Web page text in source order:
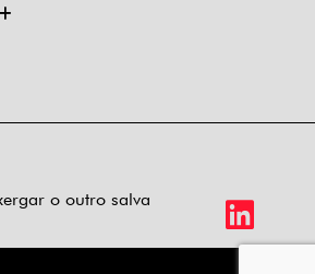
o outro salva